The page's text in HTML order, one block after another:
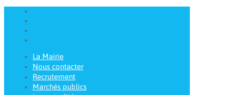
La Mairie
Nous contacter
Recrutement
Marchés publics